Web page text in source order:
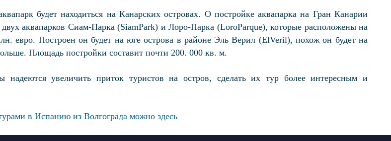
будет находиться на Канарских островах. О постройке аквапарка на Гран Канарии
двух аквапарков Сиам-Парка (SiamPark) и Лоро-Парка (LoroParque), которые расположены на
евро. Построен он будет на юге острова в районе Эль Верил (ElVeril), похож он будет на
Площадь постройки составит почти 200. 000 кв. м.
надеются увеличить приток туристов на остров, сделать их тур более интересным и
в Испанию из Волгограда можно здесь